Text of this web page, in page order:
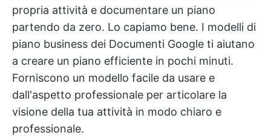
propria attività e documentare un piano
partendo da zero. Lo capiamo bene. I modelli di
piano business dei Documenti Google ti aiutano
a creare un piano efficiente in pochi minuti.
Forniscono un modello facile da usare e
dall'aspetto professionale per articolare la
visione della tua attività in modo chiaro e
professionale.